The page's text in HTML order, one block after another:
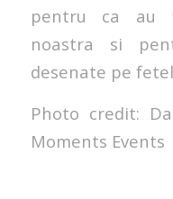
pentru ca au
noastra si
desenate pe
Photo credit:
Moments Events